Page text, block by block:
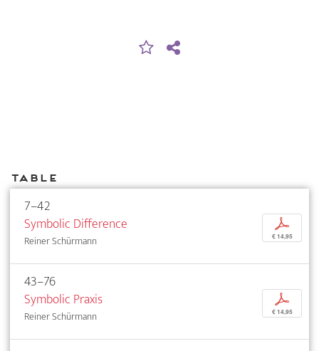
Table
7–42
Symbolic Difference
Reiner Schürmann
p
€ 14,95
43–76
Symbolic Praxis
Reiner Schürmann
p
€ 14,95